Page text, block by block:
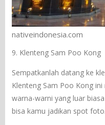
nativeindonesia.com
9. Klenteng Sam Poo Kong
Sempatkanlah datang ke
Klenteng Sam Poo Kong
warna-warni yang luar
bisa kamu jadikan spot foto.